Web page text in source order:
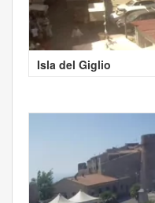
Isla del Giglio